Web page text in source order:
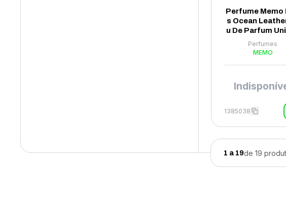
Perfume Memo
s Ocean
u De Parfum
x 75ml
Perfumes
MEMO
1385038
1 a 19de19